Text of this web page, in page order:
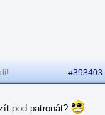
#393403 |
pod patronát?